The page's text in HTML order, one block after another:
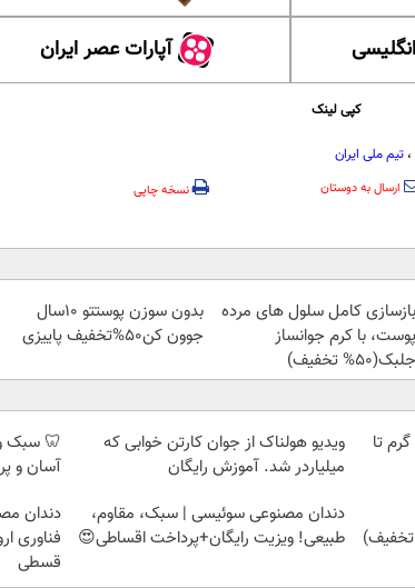
آپارات عصر ایران
کپی لینک
، تیم ملی ایران
ارسال به دوستان نسخه چاپی
بازسازی کامل سلول های مرده
پوست، با کرم جوانساز
جلبک(50% تخفیف)
بدون سوزن پوستتو 10سال
جوون کن50%تخفیف پاییزی
خرید شمش پلمپ طلاسی، از ۰.۵ گرم تا
ویدیو هولناک از جوان کارتن خوابی که
میلیاردر شد. آموزش رایگان
🦷 سبک
آسان و
دندان مصنوعی سوئیسی | سبک، مقاوم،
طبیعی! ویزیت رایگان+پرداخت اقساطی😍
دندان
فناوری
قسطی